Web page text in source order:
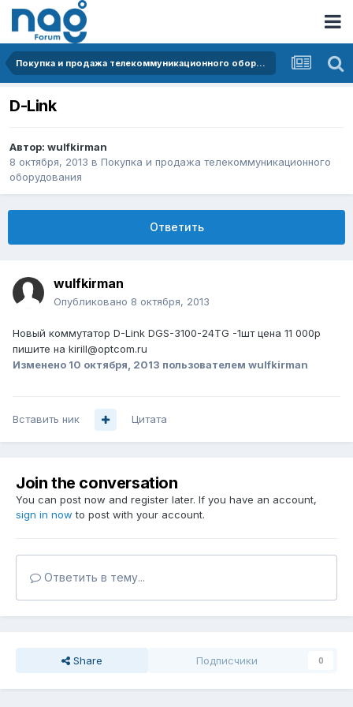
Покупка и продажа телекоммуникационного оборудования
D-Link
Автор: wulfkirman
8 октября, 2013 в Покупка и продажа телекоммуникационного
оборудования
Ответить
wulfkirman
Опубликовано 8 октября, 2013
Новый коммутатор D-Link DGS-3100-24TG -1шт цена 11 000р
пишите на kirill@optcom.ru
Изменено 10 октября, 2013 пользователем wulfkirman
Вставить ник Цитата
Join the conversation
You can post now and register later. If you have an account,
sign in now to post with your account.
Ответить в тему...
Share Подписчики 0